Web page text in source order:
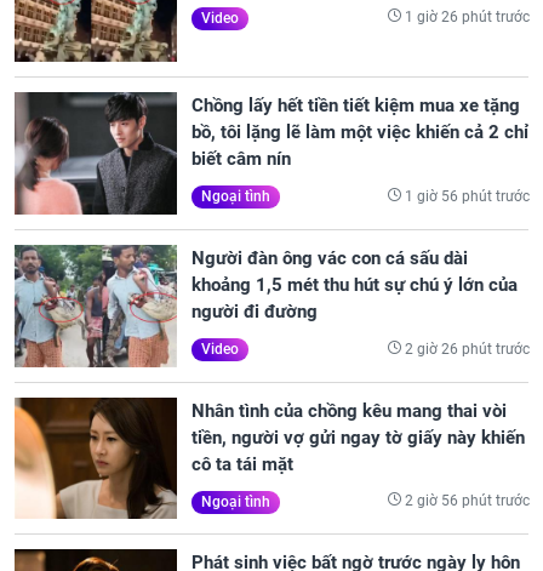
Video 1 giờ 26 phút trước
Chồng lấy hết tiền tiết kiệm mua xe tặng
bồ, tôi lặng lẽ làm một việc khiến cả 2 chỉ
biết câm nín
Ngoại tình 1 giờ 56 phút trước
Người đàn ông vác con cá sấu dài
khoảng 1,5 mét thu hút sự chú ý lớn của
người đi đường
Video 2 giờ 26 phút trước
Nhân tình của chồng kêu mang thai vòi
tiền, người vợ gửi ngay tờ giấy này khiến
cô ta tái mặt
Ngoại tình 2 giờ 56 phút trước
Phát sinh việc bất ngờ trước ngày ly hôn